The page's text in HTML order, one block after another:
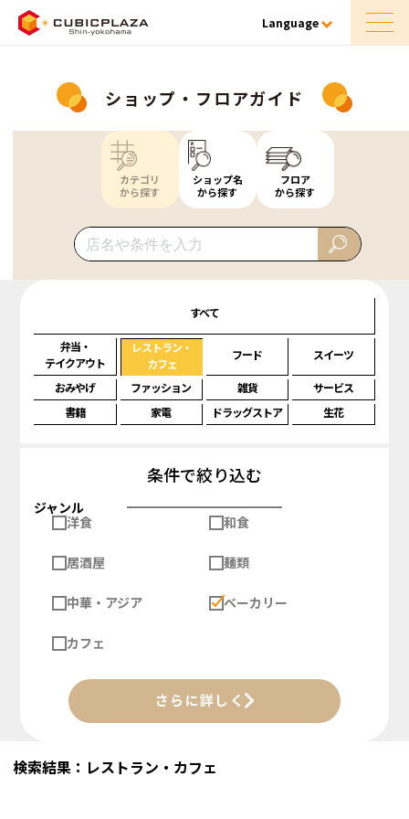
Language
ショップ・フロアガイド
カテゴリ
から探す
ショップ名
から探す
フロア
から探す
すべて
弁当・
テイクアウト
レストラン・
カフェ
フード スイーツ
おみやげ ファッション 雑貨
サービス
書籍
家電 ドラッグストア 生花
条件で絞り込む
ジャンル
洋食
和食
居酒屋 麺類
中華・アジア ベーカリー
カフェ
さらに詳しく
検索結果：レストラン・カフェ